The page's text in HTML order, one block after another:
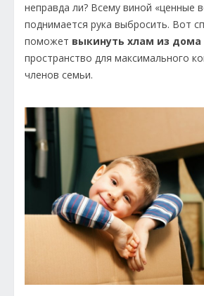
неправда ли? Всему виной «ценные
поднимается рука выбросить. Вот
поможет выкинуть хлам из дома
пространство для максимального
членов семьи.